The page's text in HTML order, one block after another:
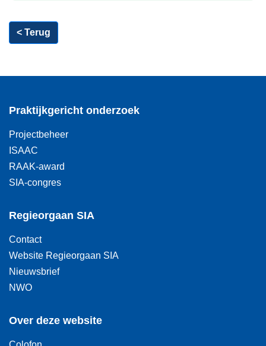
< Terug
Praktijkgericht onderzoek
Projectbeheer
ISAAC
RAAK-award
SIA-congres
Regieorgaan SIA
Contact
Website Regieorgaan SIA
Nieuwsbrief
NWO
Over deze website